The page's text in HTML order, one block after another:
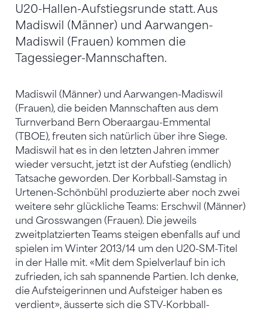
U20-Hallen-Aufstiegsrunde statt. Aus
Madiswil (Männer) und Aarwangen-
Madiswil (Frauen) kommen die
Tagessieger-Mannschaften.
Madiswil (Männer) und Aarwangen-Madiswil
(Frauen), die beiden Mannschaften aus dem
Turnverband Bern Oberaargau-Emmental
(TBOE), freuten sich natürlich über ihre Siege.
Madiswil hat es in den letzten Jahren immer
wieder versucht, jetzt ist der Aufstieg (endlich)
Tatsache geworden. Der Korbball-Samstag in
Urtenen-Schönbühl produzierte aber noch zwei
weitere sehr glückliche Teams: Erschwil (Männer)
und Grosswangen (Frauen). Die jeweils
zweitplatzierten Teams steigen ebenfalls auf und
spielen im Winter 2013/14 um den U20-SM-Titel
in der Halle mit. «Mit dem Spielverlauf bin ich
zufrieden, ich sah spannende Partien. Ich denke,
die Aufsteigerinnen und Aufsteiger haben es
verdient», äusserte sich die STV-Korbball-